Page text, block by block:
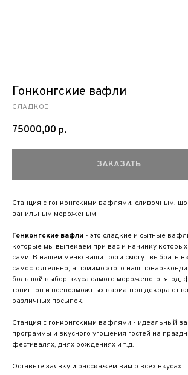
Гонконгские вафли
СЛАДКОЕ
75000,00 р.
ЗАКАЗАТЬ
Станция с гонконгскими вафлями, сливочным,
ванильным мороженым
Гонконгские вафли - это сладкие и сытные
которые мы выпекаем при вас и начинку
сами. В нашем меню ваши гости смогут выбрать
самостоятельно, а помимо этого наш повар-
большой выбор вкуса самого мороженого, ягод,
топингов и всевозможных вариантов декора от
различных посыпок.
Станция с гонконгскими вафлями - идеальный
программы и вкусного угощения гостей на
фестивалях, днях рождениях и т.д.
Оставьте заявку и расскажем вам о всех вкусах.